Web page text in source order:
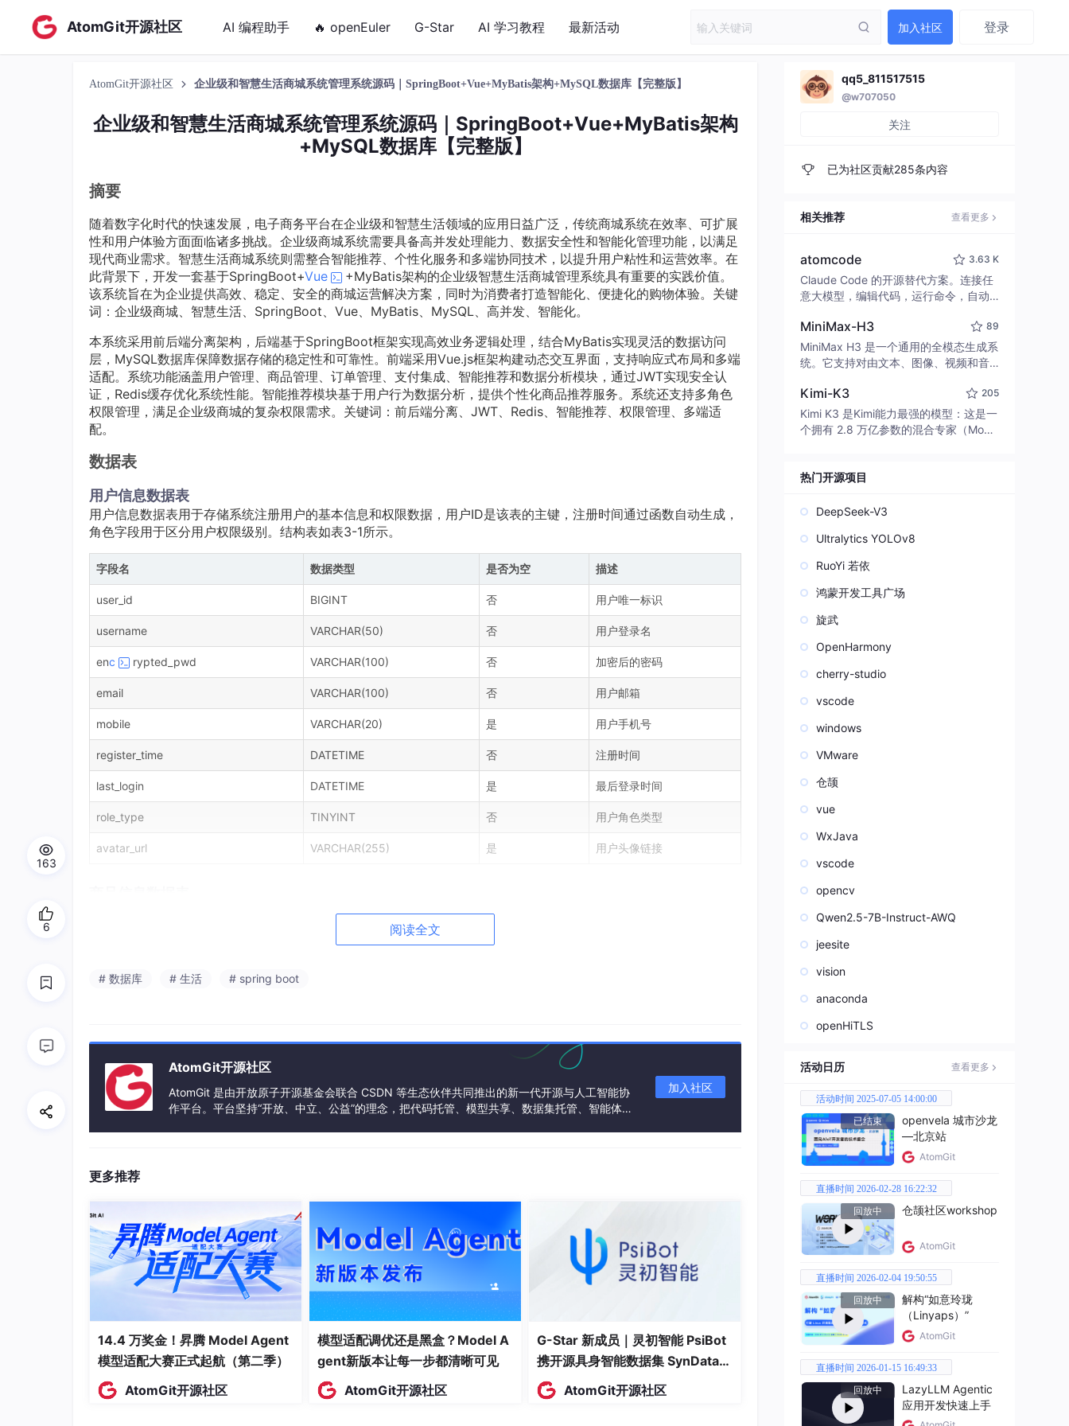
AtomGit开源社区 AI 编程助手 🔥 openEuler G-Star AI 学习教程 最新活动 加入社区 登录
AtomGit开源社区 企业级和智慧生活商城系统管理系统源码｜SpringBoot+Vue+MyBatis架构+MySQL数据库【完整版】
企业级和智慧生活商城系统管理系统源码｜SpringBoot+Vue+MyBatis架构
+MySQL数据库【完整版】
摘要
随着数字化时代的快速发展，电子商务平台在企业级和智慧生活领域的应用日益广泛，传统商城系统在效率、可扩展
性和用户体验方面面临诸多挑战。企业级商城系统需要具备高并发处理能力、数据安全性和智能化管理功能，以满足
现代商业需求。智慧生活商城系统则需整合智能推荐、个性化服务和多端协同技术，以提升用户粘性和运营效率。在
此背景下，开发一套基于SpringBoot+Vue
+MyBatis架构的企业级智慧生活商城管理系统具有重要的实践价值。
该系统旨在为企业提供高效、稳定、安全的商城运营解决方案，同时为消费者打造智能化、便捷化的购物体验。关键
词：企业级商城、智慧生活、SpringBoot、Vue、MyBatis、MySQL、高并发、智能化。
本系统采用前后端分离架构，后端基于SpringBoot框架实现高效业务逻辑处理，结合MyBatis实现灵活的数据访问
层，MySQL数据库保障数据存储的稳定性和可靠性。前端采用Vue.js框架构建动态交互界面，支持响应式布局和多端
适配。系统功能涵盖用户管理、商品管理、订单管理、支付集成、智能推荐和数据分析模块，通过JWT实现安全认
证，Redis缓存优化系统性能。智能推荐模块基于用户行为数据分析，提供个性化商品推荐服务。系统还支持多角色
权限管理，满足企业级商城的复杂权限需求。关键词：前后端分离、JWT、Redis、智能推荐、权限管理、多端适
配。
数据表
用户信息数据表
用户信息数据表用于存储系统注册用户的基本信息和权限数据，用户ID是该表的主键，注册时间通过函数自动生成，
角色字段用于区分用户权限级别。结构表如表3-1所示。
字段名 数据类型 是否为空 描述
user_id BIGINT 否 用户唯一标识
username VARCHAR(50) 否 用户登录名
enc rypted_pwd VARCHAR(100) 否 加密后的密码
email VARCHAR(100) 否 用户邮箱
mobile VARCHAR(20) 是 用户手机号
register_time DATETIME 否 注册时间
last_login DATETIME 是 最后登录时间
role_type TINYINT 否 用户角色类型
avatar_url VARCHAR(255) 是 用户头像链接
商品信息数据表用于存储商城商品的基本信息和库存状态，商品ID是该表的主键，上架时间通过函数自动生成，分类
category_code 商品分类编码
price DECIMAL(10,2) 否 商品价格
shelf_time
description TEXT
cover_image VARCHAR(255) 是 商品封面图链接
订单信息数据表
订单信息数据表用于存储用户订单的基本信息和状态，订单ID是该表的主键，创建时间通过函数自动生成，支付状态
字段名 数据类型 是否为空 描述
order_id BIGINT 订单唯一标识
阅读全文
# 数据库 # 生活 # spring boot
AtomGit开源社区
AtomGit 是由开放原子开源基金会联合 CSDN 等生态伙伴共同推出的新一代开源与人工智能协
作平台。平台坚持“开放、中立、公益”的理念，把代码托管、模型共享、数据集托管、智能体开
加入社区
更多推荐
14.4 万奖金！昇腾 Model Agent
模型适配大赛正式起航（第二季）
AtomGit开源社区
模型适配调优还是黑盒？Model A
gent新版本让每一步都清晰可见
AtomGit开源社区
G-Star 新成员｜灵初智能 PsiBot
携开源具身智能数据集 SynData
入驻 AtomGit
AtomGit开源社区
163
6
qq5_811517515
@w707050
关注
已为社区贡献285条内容
相关推荐 查看更多
atomcode 3.63 K
Claude Code 的开源替代方案。连接任
意大模型，编辑代码，运行命令，自动
致性能。 ｜ An open-source alternativ
e to Claude Code. Connect any LLM,
edit code, run commands, and verify
MiniMax-H3 89
MiniMax H3 是一个通用的全模态生成系
统。它支持对由文本、图像、视频和音
并能生成分辨率高达 2K、时长可达 15
秒的带原生立体声音频的视频。得益于
面向任务泛化的系统设计，H3 在预训练
模态指令。
Kimi-K3 205
Kimi K3 是Kimi能力最强的模型：这是一
个拥有 2.8 万亿参数的混合专家（Mo
热门开源项目
DeepSeek-V3
Ultralytics YOLOv8
RuoYi 若依
鸿蒙开发工具广场
旋武
OpenHarmony
cherry-studio
vscode
windows
VMware
仓颉
vue
WxJava
vscode
opencv
Qwen2.5-7B-Instruct-AWQ
jeesite
vision
anaconda
openHiTLS
活动日历 查看更多
活动时间 2025-07-05 14:00:00
已结束
openvela 城市沙龙
—北京站
AtomGit
直播时间 2026-02-28 16:22:32
回放中
仓颉社区workshop
AtomGit
直播时间 2026-02-04 19:50:55
回放中
解构“如意玲珑
（Linyaps）”
AtomGit
直播时间 2026-01-15 16:49:33
回放中
LazyLLM Agentic
应用开发快速上手